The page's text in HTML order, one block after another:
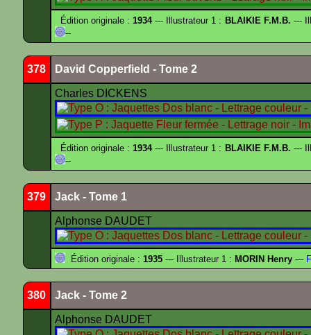
Édition originale :1934--- Illustrateur 1 : BLAIKIE F.M.B. ---
--
378 David Copperfield - Tome 2
Charles DICKENS
Édition originale :1934--- Illustrateur 1 : BLAIKIE F.M.B. ---
--
379 Jack - Tome 1
Alphonse DAUDET
Édition originale : 1935 --- Illustrateur 1 : MORIN Henry ---
380 Jack - Tome 2
Alphonse DAUDET